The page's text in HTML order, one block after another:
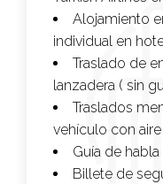
Alojamiento
individual en
Traslado de
lanzadera ( sin
Traslados
vehículo con
Guía de
Billete de